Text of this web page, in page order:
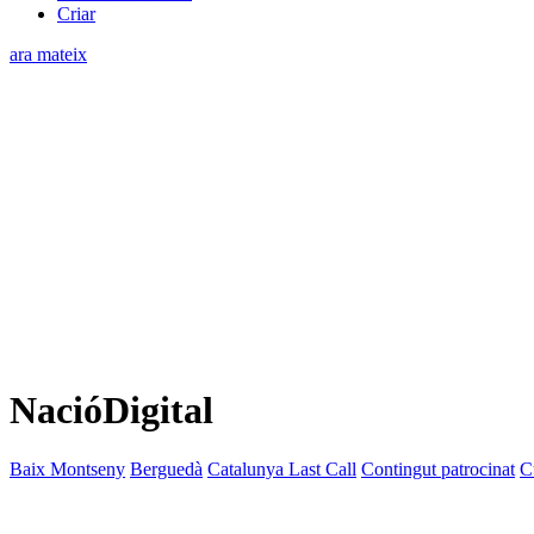
Criar
ara mateix
NacióDigital
Baix Montseny Berguedà Catalunya Last Call Contingut patrocinat